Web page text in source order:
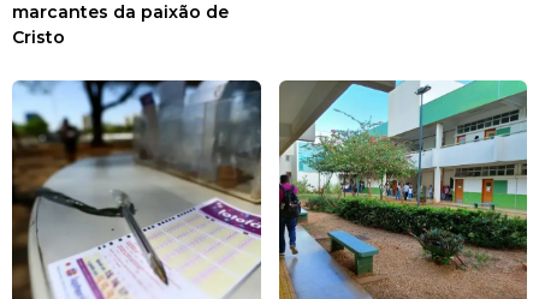
marcantes da paixão de
Cristo